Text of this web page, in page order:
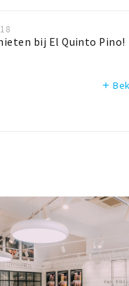
bij El Quinto Pino!
add